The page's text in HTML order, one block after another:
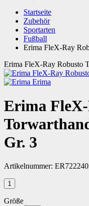
Startseite
Zubehör
Sportarten
Fußball
Erima FleX-Ray
Erima FleX-Ray Robusto
Erima
Erima
Gr. 3
Artikelnummer:
Größe